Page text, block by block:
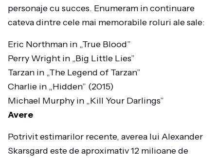
personaje cu succes. Enumeram in continuare
cateva dintre cele mai memorabile roluri ale sale:
Eric Northman in „True Blood”
Perry Wright in „Big Little Lies”
Tarzan in „The Legend of Tarzan”
Charlie in „Hidden” (2015)
Michael Murphy in „Kill Your Darlings”
Avere
Potrivit estimarilor recente, averea lui Alexander
Skarsgard este de aproximativ 12 milioane de